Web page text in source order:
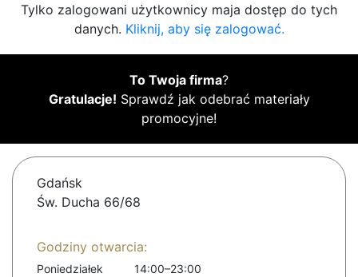
Tylko zalogowani użytkownicy maja dostęp do tych
danych. Kliknij, aby się zalogować.
To Twoja firma?
Gratulacje! Sprawdź jak odebrać materiały
promocyjne!
Gdańsk
Św. Ducha 66/68
Godziny otwarcia:
Poniedziałek
14:00–23:00